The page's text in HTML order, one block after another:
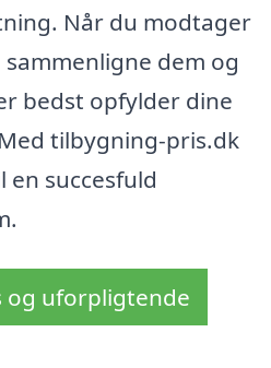
Når du modtager
dem og
bedst opfylder dine
tilbygning-pris.dk
en succesfuld
og uforpligtende